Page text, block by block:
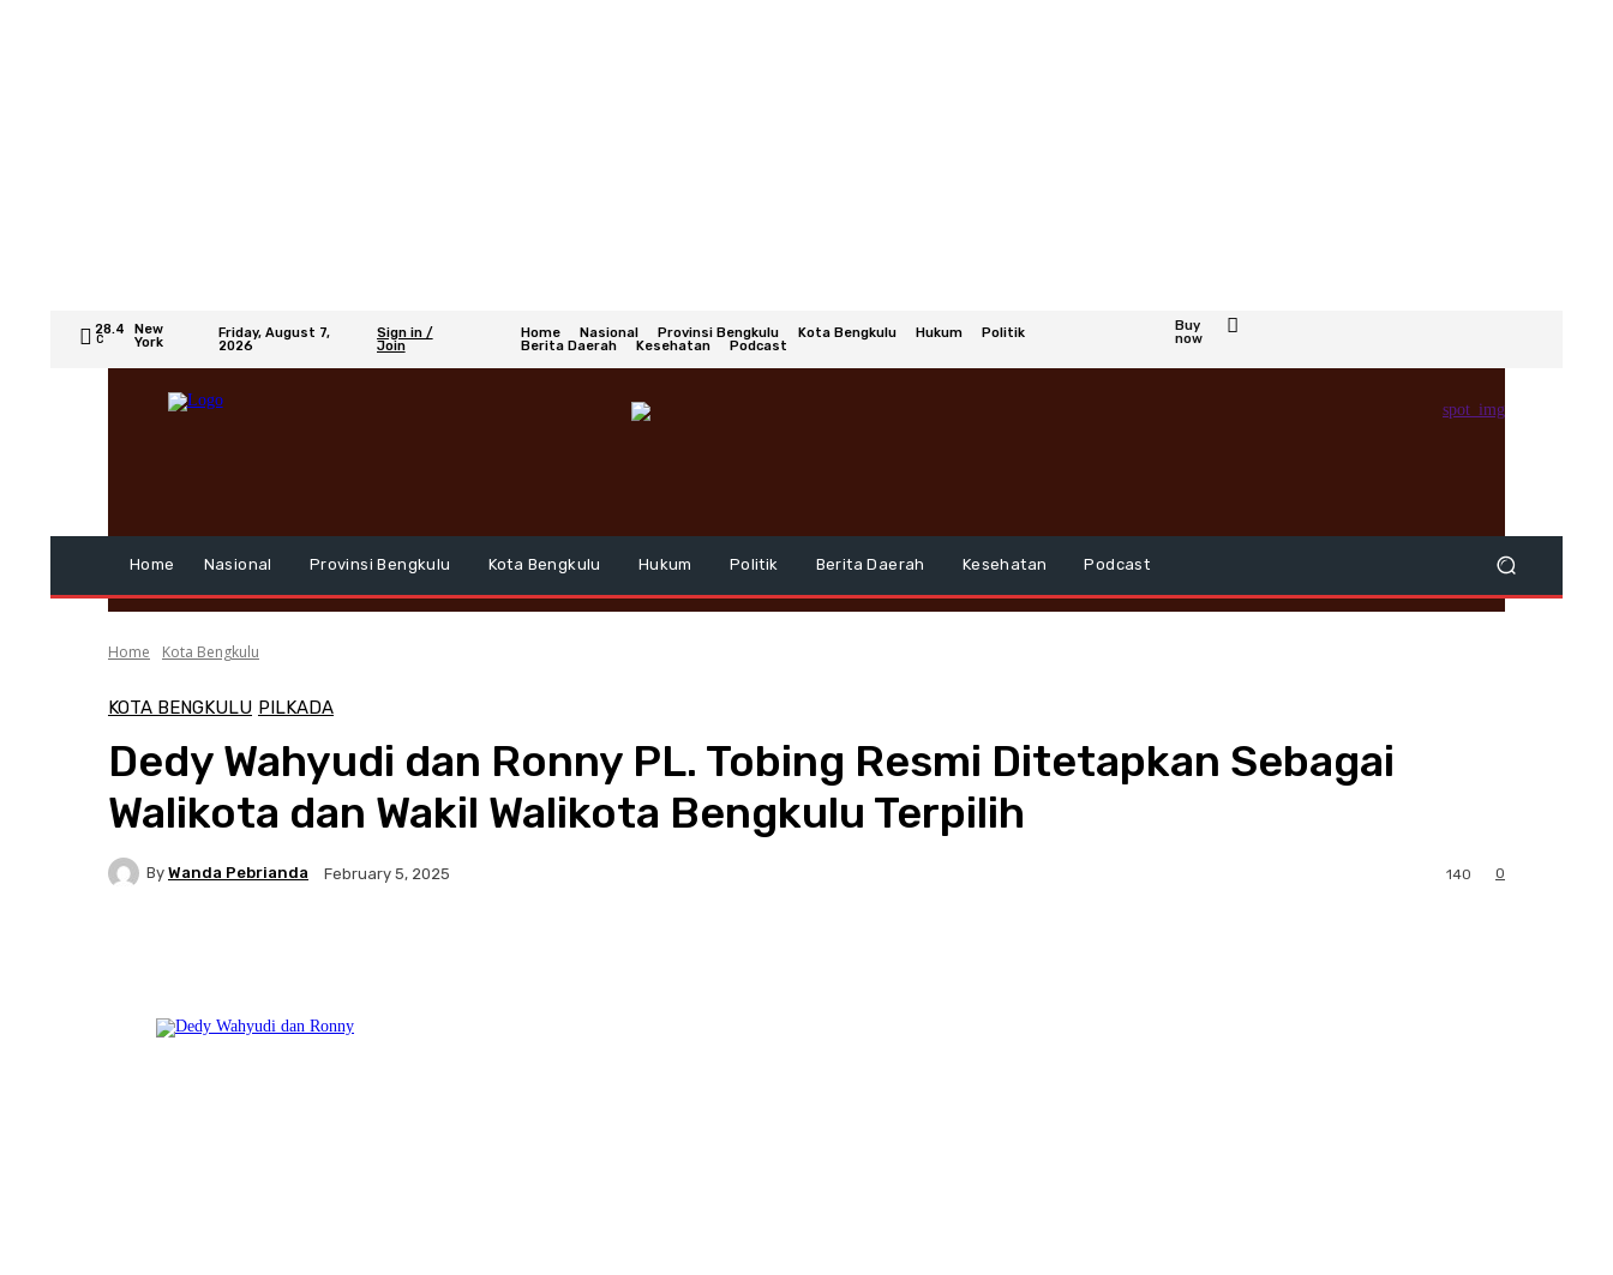
28.4
C
New
York
Friday, August 7,
2026
Sign in /
Join
Home Nasional Provinsi Bengkulu Kota Bengkulu Hukum
Politik
Berita Daerah
Kesehatan Podcast
Buy
now
Home Nasional Provinsi Bengkulu Kota Bengkulu Hukum Politik Berita Daerah Kesehatan Podcast
Home Kota Bengkulu
KOTA BENGKULU PILKADA
Dedy Wahyudi dan Ronny PL. Tobing Resmi Ditetapkan Sebagai
Walikota dan Wakil Walikota Bengkulu Terpilih
By Wanda Pebrianda February 5, 2025 0
140